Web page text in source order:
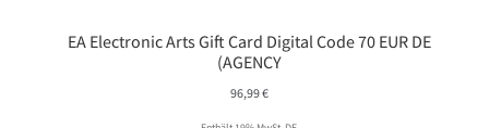
EA Electronic Arts Gift Card Digital Code 70 EUR DE
(AGENCY
96,99€